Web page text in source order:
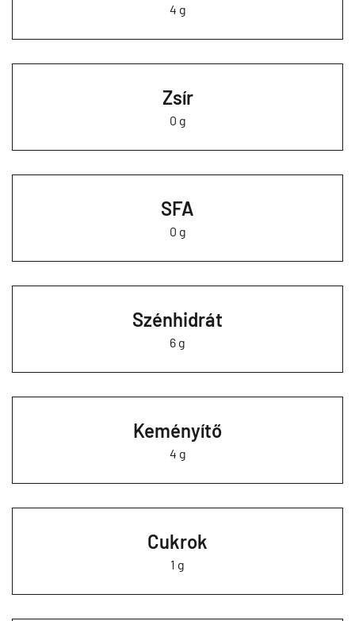
4 g
Zsír
0 g
SFA
0 g
Szénhidrát
6 g
Keményítő
4 g
Cukrok
1 g